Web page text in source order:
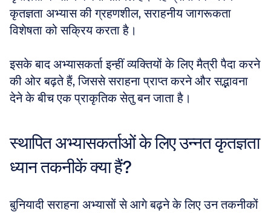
कृतज्ञता अभ्यास की ग्रहणशील, सराहनीय जागरूकता
विशेषता को सक्रिय करता है।
इसके बाद अभ्यासकर्ता इन्हीं व्यक्तियों के लिए मैत्री पैदा करने
की ओर बढ़ते हैं, जिससे सराहना प्राप्त करने और सद्भावना
देने के बीच एक प्राकृतिक सेतु बन जाता है।
स्थापित अभ्यासकर्ताओं के लिए उन्नत कृतज्ञता
ध्यान तकनीकें क्या हैं?
बुनियादी सराहना अभ्यासों से आगे बढ़ने के लिए उन तकनीकों